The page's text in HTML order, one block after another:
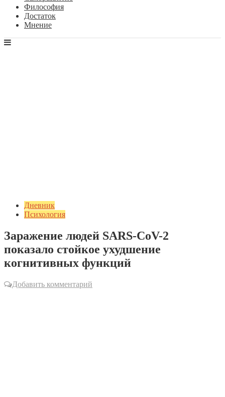
Философия
Достаток
Мнение
Дневник
Психология
Заражение людей SARS-CoV-2
показало стойкое ухудшение
когнитивных функций
Добавить комментарий